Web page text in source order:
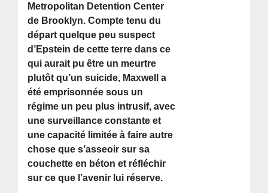
Metropolitan Detention Center
de Brooklyn. Compte tenu du
départ quelque peu suspect
d’Epstein de cette terre dans ce
qui aurait pu être un meurtre
plutôt qu’un suicide, Maxwell a
été emprisonnée sous un
régime un peu plus intrusif, avec
une surveillance constante et
une capacité limitée à faire autre
chose que s’asseoir sur sa
couchette en béton et réfléchir
sur ce que l’avenir lui réserve.